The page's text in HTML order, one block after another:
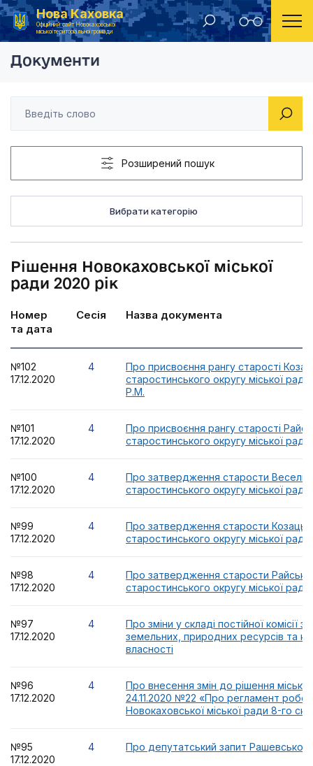
Нова Каховка
Офіційний сайт Новокаховської
міської територіальної громади
Головна Рішення Новокаховської міської ради 2020 рік
Документи
Розширений пошук
Вибрати категорію
Рішення Новокаховської міської
ради 2020 рік
Номер
та дата
Сесія Назва документа
№102
17.12.2020
4
Про присвоєння рангу старості
старостинського округу міської
Р.М.
№101
17.12.2020
4
Про присвоєння рангу старості
старостинського округу міської ради
№100
17.12.2020
4
Про затвердження старости
старостинського округу міської ради
№99
17.12.2020
4
Про затвердження старости
старостинського округу міської ради
№98
17.12.2020
4
Про затвердження старости
старостинського округу міської ради
№97
17.12.2020
4
Про зміни у складі постійної комісії з
земельних, природних ресурсів та
власності
№96
17.12.2020
4
Про внесення змін до рішення
24.11.2020 №22 «Про регламент
Новокаховської міської ради 8-го
№95
17.12.2020
4 Про депутатський запит